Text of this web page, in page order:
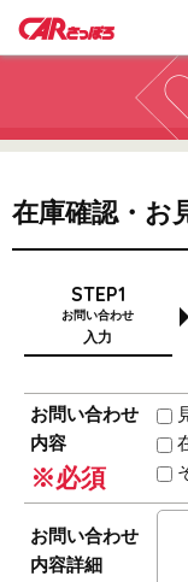
在庫確認・お
STEP1
お問い合わせ
入力
お問い合わせ
内容
※必須
お問い合わせ
内容詳細